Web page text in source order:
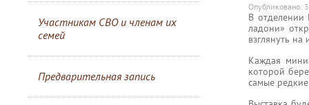
Участникам СВО и членам их
семей
Предварительная запись
Опубликовано:
В
ладони»
взглянуть
Каждая
которой
самые